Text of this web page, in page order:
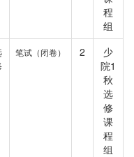
程
组
笔试（闭卷） 2
少
院1
秋
选
修
课
程
组